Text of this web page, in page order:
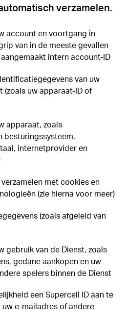
verzamelen.
account en voortgang in
van in de meeste gevallen
intern account-ID
van uw
(zoals uw apparaat-ID of
apparaat, zoals
besturingssysteem,
internetprovider en
met cookies en
(zie hierna voor meer)
(zoals afgeleid van
gebruik van de Dienst, zoals
gedane aankopen en uw
spelers binnen de Dienst
een Supercell ID aan te
e-mailadres of andere